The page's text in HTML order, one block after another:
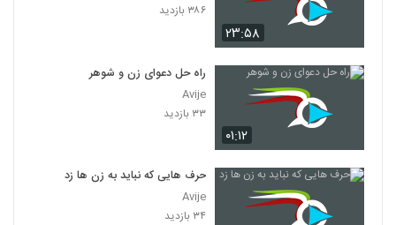
۲۳:۵۸
۳۸۶ بازدید
۰۱:۱۲
راه حل دعوای زن و شوهر
Avije
۳۳ بازدید
حرف هایی که نباید به زن ها زد
Avije
۳۴ بازدید